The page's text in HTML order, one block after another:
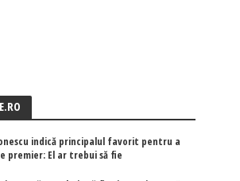
indică principalul favorit pentru a
premier: El ar trebui să fie